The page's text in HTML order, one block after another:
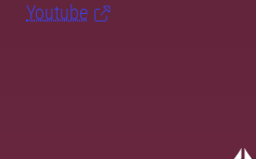
Youtube